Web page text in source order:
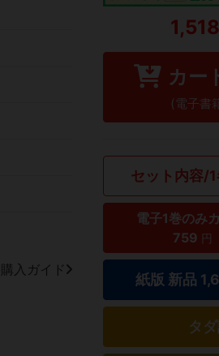
入ガイド
1,518
カー
(電子書
セット内容/
電子1巻のみ
759 円
紙版 新品
タ